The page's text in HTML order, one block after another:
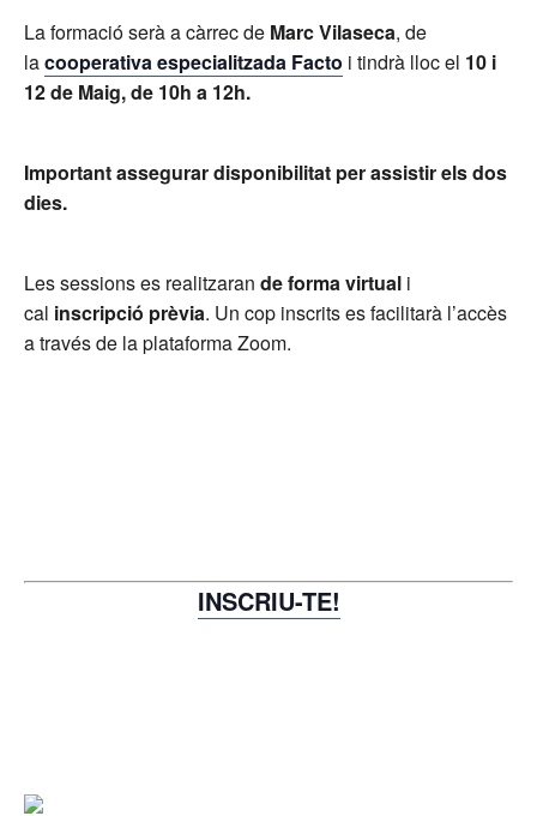
La formació serà a càrrec de Marc Vilaseca, de
lacooperativa especialitzada Facto i tindrà lloc el 10 i
12 de Maig, de 10h a 12h.
Important assegurar disponibilitat per assistir els dos
dies.
Les sessions es realitzaran de forma virtual i
cal inscripció prèvia. Un cop inscrits es facilitarà l’accès
a través de la plataforma Zoom.
INSCRIU-TE!